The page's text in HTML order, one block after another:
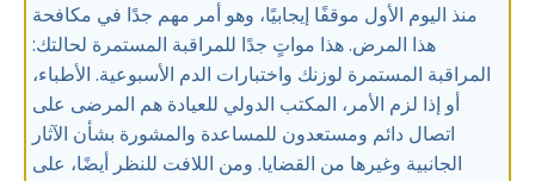
منذ اليوم الأول موقفًا إيجابيًا، وهو أمر مهم جدًا في مكافحة
هذا المرض. هذا مواتٍ جدًا للمراقبة المستمرة لحالتك:
المراقبة المستمرة لوزنك واختبارات الدم الأسبوعية. الأطباء،
أو إذا لزم الأمر، المكتب الدولي للعيادة هم المرضى على
اتصال دائم ومستعدون للمساعدة والمشورة بشأن الآثار
الجانبية وغيرها من القضايا. ومن اللافت للنظر أيضًا، على